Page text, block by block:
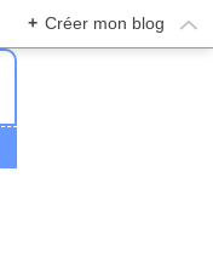
+ Créer mon blog